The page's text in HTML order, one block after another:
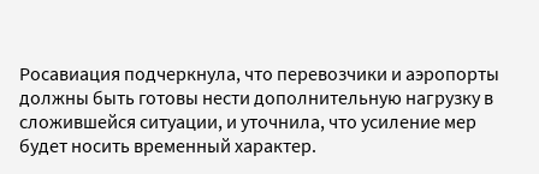
Росавиация подчеркнула, что перевозчики и аэропорты
должны быть готовы нести дополнительную нагрузку в
сложившейся ситуации, и уточнила, что усиление мер
будет носить временный характер.